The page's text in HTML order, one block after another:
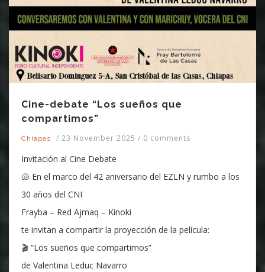
Cine-debate “Los sueños que
compartimos”
Chiapas / 23 November 2025 / 0 comments
Invitación al Cine Debate
🐚 En el marco del 42 aniversario del EZLN y rumbo a los
30 años del CNI
Frayba – Red Ajmaq – Kinoki
te invitan a compartir la proyección de la película:
🎬 “Los sueños que compartimos”
de Valentina Leduc Navarro